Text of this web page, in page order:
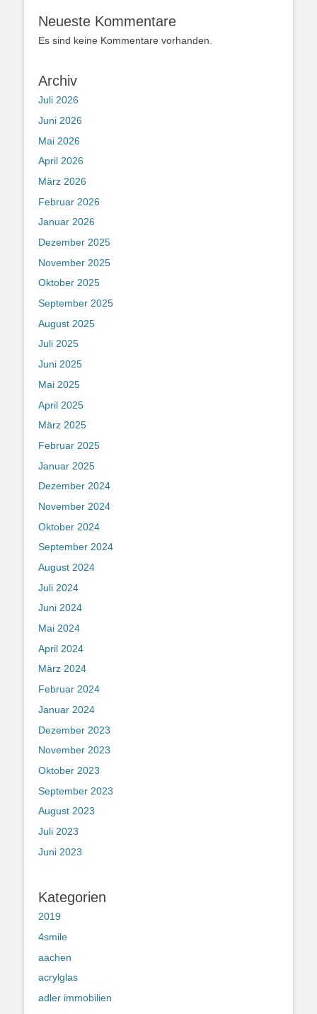
Neueste Kommentare
Es sind keine Kommentare vorhanden.
Archiv
Juli 2026
Juni 2026
Mai 2026
April 2026
März 2026
Februar 2026
Januar 2026
Dezember 2025
November 2025
Oktober 2025
September 2025
August 2025
Juli 2025
Juni 2025
Mai 2025
April 2025
März 2025
Februar 2025
Januar 2025
Dezember 2024
November 2024
Oktober 2024
September 2024
August 2024
Juli 2024
Juni 2024
Mai 2024
April 2024
März 2024
Februar 2024
Januar 2024
Dezember 2023
November 2023
Oktober 2023
September 2023
August 2023
Juli 2023
Juni 2023
Kategorien
2019
4smile
aachen
acrylglas
adler immobilien